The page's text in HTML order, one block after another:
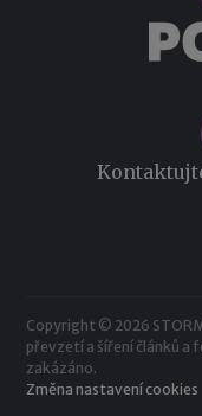
Copyright © 2026
převzetí a šíření článků a
zakázáno.
Změna nastavení cookies